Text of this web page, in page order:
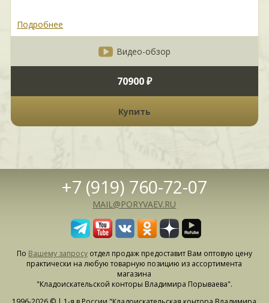
Подробнее
Видео-обзор
70900 ₽
Купить
+7 (919) 760-72-07
MAIL@PORYVAEV.RU
По Вашему запросуотдел продаж предоставит Вам оптовую цену
практически на любую товарную позицию из ассортимента
магазина
"Кладоискательской конторы Владимира Порываева".